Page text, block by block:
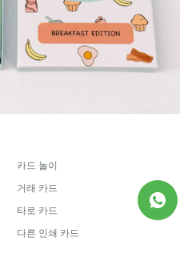
카드 놀이
거래 카드
타로 카드
다른 인쇄 카드